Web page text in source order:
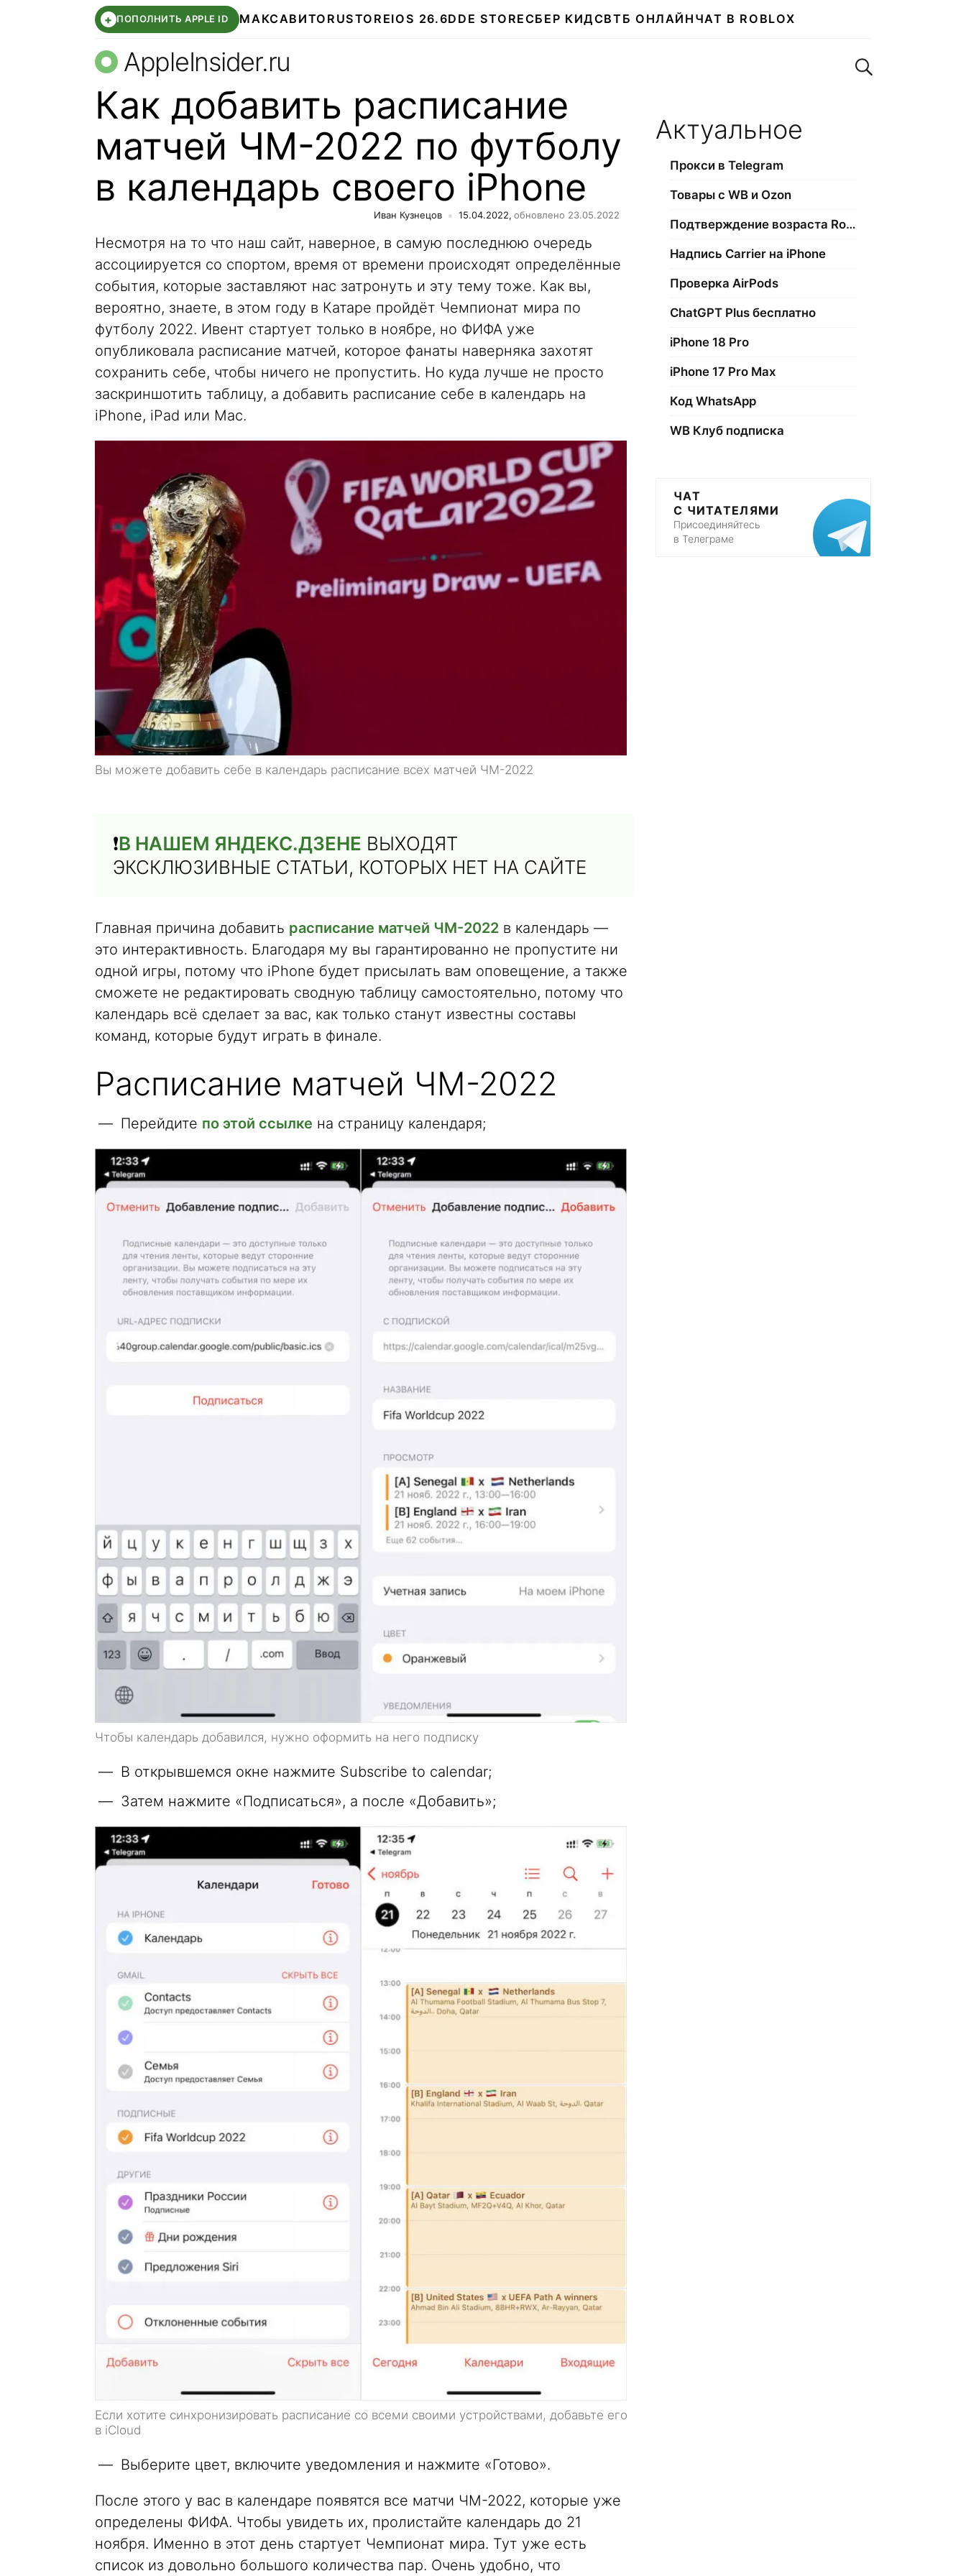
+ ПОПОЛНИТЬ APPLE ID МАКСАВИТО RUSTOREIOS 26.6DDE STORE СБЕР КИДСВТБ ОНЛАЙН ЧАТ В ROBLOX
AppleInsider.ru Поиск по сайту
Как добавить расписание
матчей ЧМ-2022 по футболу
в календарь своего iPhone
Иван Кузнецов 15.04.2022, обновлено 23.05.2022
Несмотря на то что наш сайт, наверное, в самую последнюю очередь
ассоциируется со спортом, время от времени происходят определённые
события, которые заставляют нас затронуть и эту тему тоже. Как вы,
вероятно, знаете, в этом году в Катаре пройдёт Чемпионат мира по
футболу 2022. Ивент стартует только в ноябре, но ФИФА уже
опубликовала расписание матчей, которое фанаты наверняка захотят
сохранить себе, чтобы ничего не пропустить. Но куда лучше не просто
заскриншотить таблицу, а добавить расписание себе в календарь на
iPhone, iPad или Mac.
Вы можете добавить себе в календарь расписание всех матчей ЧМ-2022
❗️В НАШЕМ ЯНДЕКС.ДЗЕНЕ ВЫХОДЯТ
ЭКСКЛЮЗИВНЫЕ СТАТЬИ, КОТОРЫХ НЕТ НА САЙТЕ
Главная причина добавить расписание матчей ЧМ-2022 в календарь —
это интерактивность. Благодаря му вы гарантированно не пропустите ни
одной игры, потому что iPhone будет присылать вам оповещение, а также
сможете не редактировать сводную таблицу самостоятельно, потому что
календарь всё сделает за вас, как только станут известны составы
команд, которые будут играть в финале.
Расписание матчей ЧМ-2022
Перейдите по этой ссылке на страницу календаря;
Чтобы календарь добавился, нужно оформить на него подписку
В открывшемся окне нажмите Subscribe to calendar;
Затем нажмите «Подписаться», а после «Добавить»;
Если хотите синхронизировать расписание со всеми своими устройствами, добавьте его
в iCloud
Выберите цвет, включите уведомления и нажмите «Готово».
После этого у вас в календаре появятся все матчи ЧМ-2022, которые уже
определены ФИФА. Чтобы увидеть их, пролистайте календарь до 21
ноября. Именно в этот день стартует Чемпионат мира. Тут уже есть
список из довольно большого количества пар. Очень удобно, что
Актуальное
Прокси в Telegram
Товары с WB и Ozon
Подтверждение возраста Roblox
Надпись Carrier на iPhone
Проверка AirPods
ChatGPT Plus бесплатно
iPhone 18 Pro
iPhone 17 Pro Max
Код WhatsApp
WB Клуб подписка
ЧАТ
С ЧИТАТЕЛЯМИ
Присоединяйтесь
в Телеграме